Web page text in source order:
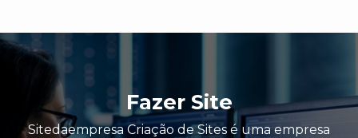
Fazer Site
Sitedaempresa Criação de Sites é uma empresa